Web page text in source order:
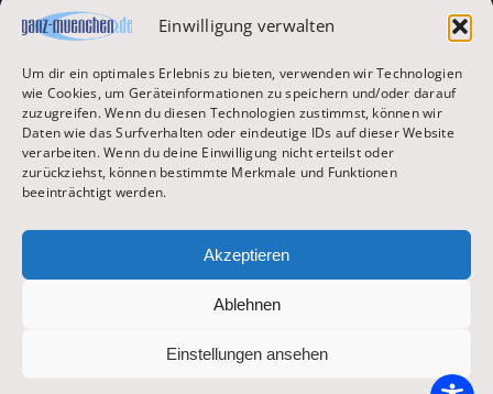
Einwilligung verwalten
Um dir ein optimales Erlebnis zu bieten, verwenden wir Technologien
wie Cookies, um Geräteinformationen zu speichern und/oder darauf
zuzugreifen. Wenn du diesen Technologien zustimmst, können wir
Daten wie das Surfverhalten oder eindeutige IDs auf dieser Website
verarbeiten. Wenn du deine Einwilligung nicht erteilst oder
zurückziehst, können bestimmte Merkmale und Funktionen
beeinträchtigt werden.
Akzeptieren
Ablehnen
Einstellungen ansehen
Lifestyle
Entertainment
Oktoberfest & Volksfeste
Zur Hauptseite